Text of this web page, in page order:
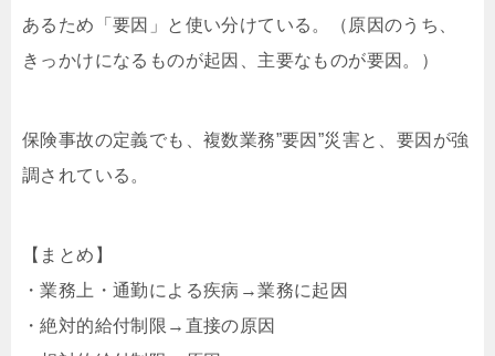
あるため「要因」と使い分けている。（原因のうち、
きっかけになるものが起因、主要なものが要因。）
保険事故の定義でも、複数業務”要因”災害と、要因が強
調されている。
【まとめ】
・業務上・通勤による疾病→業務に起因
・絶対的給付制限→直接の原因